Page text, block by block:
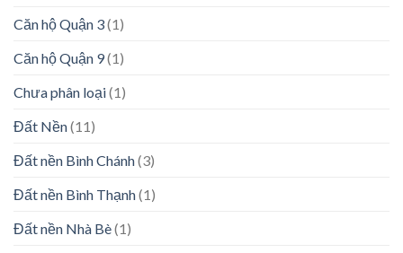
Căn hộ Quận 3(1)
Căn hộ Quận 9(1)
Chưa phân loại(1)
Đất Nền(11)
Đất nền Bình Chánh(3)
Đất nền Bình Thạnh(1)
Đất nền Nhà Bè(1)